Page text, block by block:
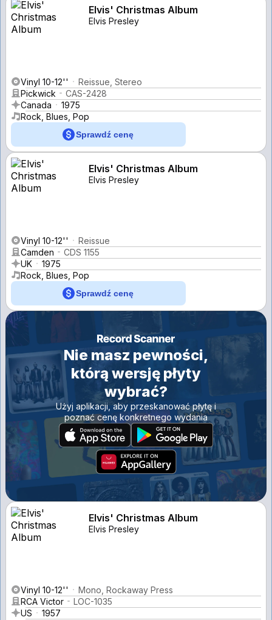
Elvis' Christmas Album
Elvis Presley
Vinyl 10-12''
Reissue, Stereo
Pickwick
CAS-2428
Canada
1975
Rock, Blues, Pop
Sprawdź cenę
Elvis' Christmas Album
Elvis Presley
Vinyl 10-12''
Reissue
Camden
CDS 1155
UK
1975
Rock, Blues, Pop
Sprawdź cenę
Nie masz pewności,
którą wersję płyty
wybrać?
Użyj aplikacji, aby przeskanować płytę i
poznać cenę konkretnego wydania
Elvis' Christmas Album
Elvis Presley
Vinyl 10-12''
Mono, Rockaway Press
RCA Victor
LOC-1035
US
1957